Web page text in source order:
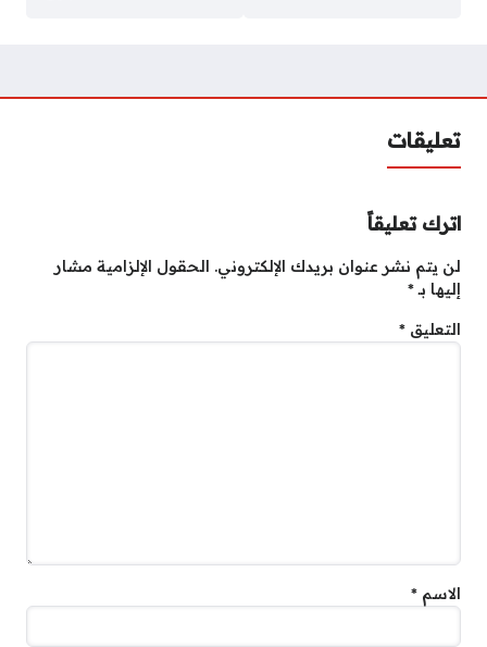
تعليقات
اترك تعليقاً
لن يتم نشر عنوان بريدك الإلكتروني. الحقول الإلزامية مشار
إليها بـ*
التعليق *
الاسم *